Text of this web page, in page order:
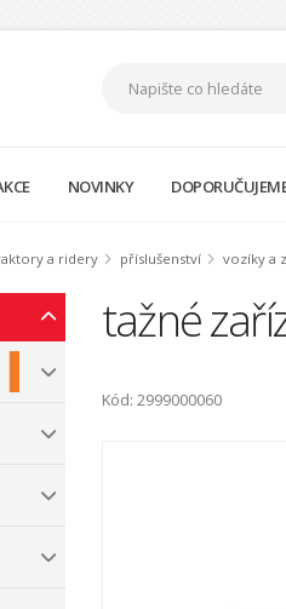
NOVINKY
a ridery příslušenství vozíky a
tažné
Kód: 2999000060